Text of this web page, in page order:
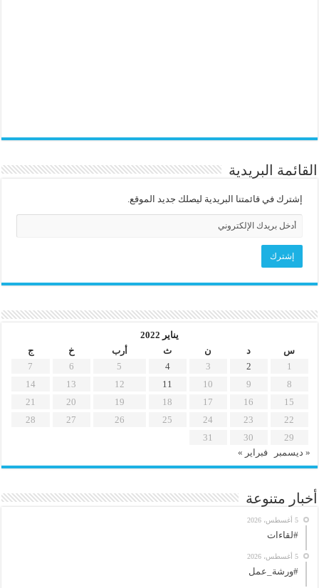
القائمة البريدية
إشترك في قائمتنا البريدية ليصلك جديد الموقع.
يناير 2022
س
د ن ث أرب خ
ج
1
2
3
4
5
6
7
8
9
10
11
12
13
14
15
16
17
18
19
20
21
22
23
24
25
26
27
28
29
30
31
« ديسمبر
فبراير »
أخبار متنوعة
5 أغسطس، 2026
#لقاءات
5 أغسطس، 2026
#ورشة_عمل